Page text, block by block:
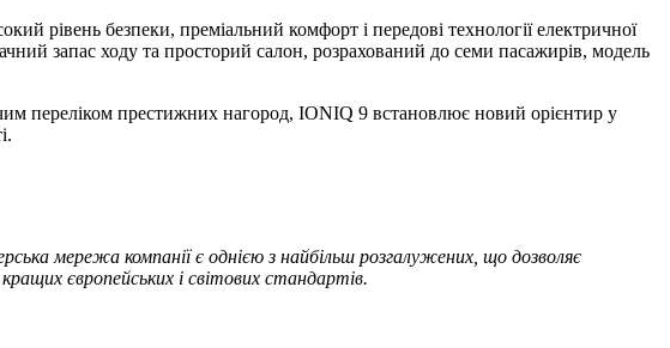
рівень безпеки, преміальний комфорт і передові технології електричної
запас ходу та просторий салон, розрахований до семи пасажирів, модель
переліком престижних нагород, IONIQ 9 встановлює новий орієнтир у
мережа компанії є однією з найбільш розгалужених, що дозволяє
європейських і світових стандартів.